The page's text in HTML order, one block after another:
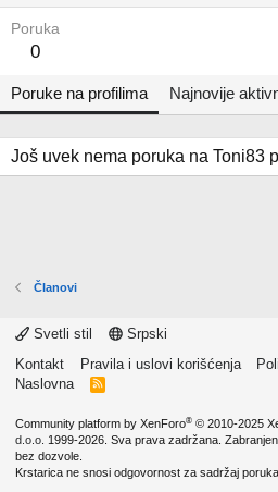
Poruka
0
Poruke na profilima Najnovije
Još uvek nema poruka na Toni83
Članovi
Svetli stil
Srpski
Kontakt
Pravila i uslovi korišćenja
Naslovna
R
Community platform by XenForo® © 2010-2025
d.o.o. 1999-2026. Sva prava zadržana.
bez dozvole.
Krstarica ne snosi odgovornost za sadržaj poruka.